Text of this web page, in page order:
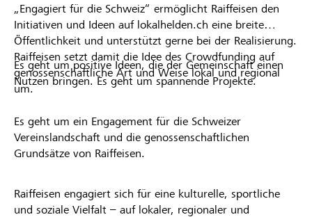
„Engagiert für die Schweiz“ ermöglicht Raiffeisen den
Initiativen und Ideen auf lokalhelden.ch eine breite
Öffentlichkeit und unterstützt gerne bei der Realisierung.
Raiffeisen setzt damit die Idee des Crowdfunding auf
genossenschaftliche Art und Weise lokal und regional
um.
Es geht um positive Ideen, die der Gemeinschaft einen
Nutzen bringen. Es geht um spannende Projekte.
Es geht um ein Engagement für die Schweizer
Vereinslandschaft und die genossenschaftlichen
Grundsätze von Raiffeisen.
Raiffeisen engagiert sich für eine kulturelle, sportliche
und soziale Vielfalt – auf lokaler, regionaler und